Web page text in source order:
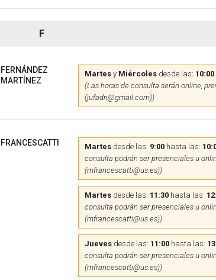
F
FERNÁNDEZ
MARTÍNEZ
Martesy Miércolesdesde las: 10:00
(Las horas de consulta serán online,
(jufadri@gmail.com))
FRANCESCATTI Martesdesde las: 9:00hasta las:
consulta podrán ser presenciales u
(mfrancescatti@us.es))
Martesdesde las: 11:30hasta las:
consulta podrán ser presenciales u
(mfrancescatti@us.es))
Juevesdesde las: 11:00hasta las:
consulta podrán ser presenciales u
(mfrancescatti@us.es))